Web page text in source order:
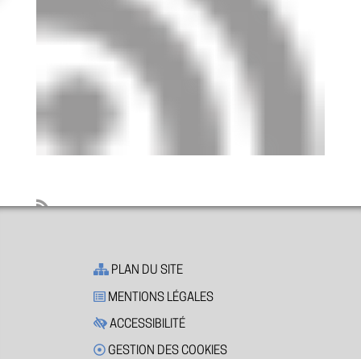
PLAN DU SITE
MENTIONS LÉGALES
ACCESSIBILITÉ
GESTION DES COOKIES